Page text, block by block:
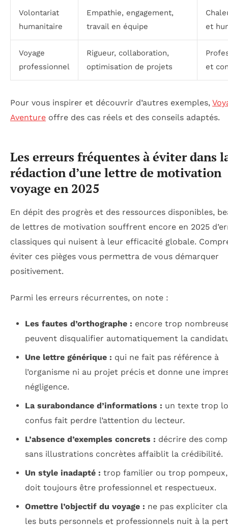
Volontariat
humanitaire
Empathie, engagement,
travail en équipe
et
Voyage
professionnel
Rigueur, collaboration,
optimisation de projets
et
Pour vous inspirer et découvrir d’autres exemples,
Aventure offre des cas réels et des conseils adaptés.
Les erreurs fréquentes à éviter dans
rédaction d’une lettre de motivation
voyage en 2025
En dépit des progrès et des ressources disponibles,
de lettres de motivation souffrent encore en 2025
classiques qui nuisent à leur efficacité globale.
éviter ces pièges vous permettra de vous démarquer
positivement.
Parmi les erreurs récurrentes, on note :
Les fautes d’orthographe : encore trop
peuvent disqualifier automatiquement la
Une lettre générique : qui ne fait pas référence à
l’organisme ni au projet précis et donne une
négligence.
La surabondance d’informations : un texte trop
confus fait perdre l’attention du lecteur.
L’absence d’exemples concrets : décrire des
sans illustrations concrètes affaiblit la crédibilité.
Un style inadapté : trop familier ou trop
doit toujours être professionnel et respectueux.
Omettre l’objectif du voyage : ne pas expliciter
les buts personnels et professionnels nuit à la